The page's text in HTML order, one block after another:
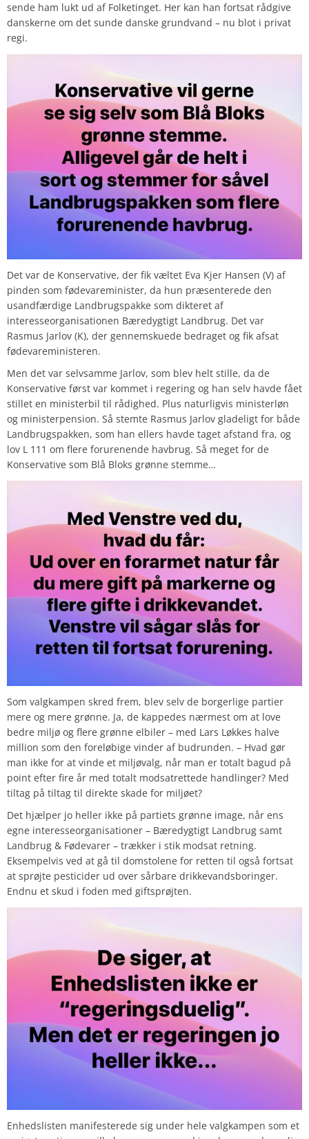
sende ham lukt ud af Folketinget. Her kan han fortsat rådgive
danskerne om det sunde danske grundvand – nu blot i privat
regi.
Det var de Konservative, der fik væltet Eva Kjer Hansen (V) af
pinden som fødevareminister, da hun præsenterede den
usandfærdige Landbrugspakke som dikteret af
interesseorganisationen Bæredygtigt Landbrug. Det var
Rasmus Jarlov (K), der gennemskuede bedraget og fik afsat
fødevareministeren.
Men det var selvsamme Jarlov, som blev helt stille, da de
Konservative først var kommet i regering og han selv havde fået
stillet en ministerbil til rådighed. Plus naturligvis ministerløn
og ministerpension. Så stemte Rasmus Jarlov gladeligt for både
Landbrugspakken, som han ellers havde taget afstand fra, og
lov L 111 om flere forurenende havbrug. Så meget for de
Konservative som Blå Bloks grønne stemme…
Som valgkampen skred frem, blev selv de borgerlige partier
mere og mere grønne. Ja, de kappedes nærmest om at love
bedre miljø og flere grønne elbiler – med Lars Løkkes halve
million som den foreløbige vinder af budrunden. – Hvad gør
man ikke for at vinde et miljøvalg, når man er totalt bagud på
point efter fire år med totalt modsatrettede handlinger? Med
tiltag på tiltag til direkte skade for miljøet?
Det hjælper jo heller ikke på partiets grønne image, når ens
egne interesseorganisationer – Bæredygtigt Landbrug samt
Landbrug & Fødevarer – trækker i stik modsat retning.
Eksempelvis ved at gå til domstolene for retten til også fortsat
at sprøjte pesticider ud over sårbare drikkevandsboringer.
Endnu et skud i foden med giftsprøjten.
Enhedslisten manifesterede sig under hele valgkampen som et